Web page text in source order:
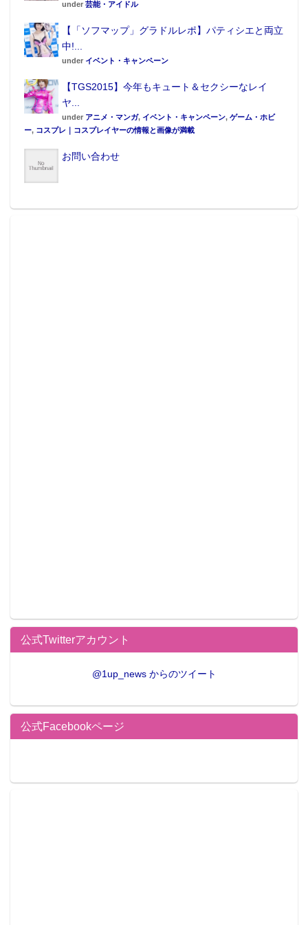
under 芸能・アイドル
【「ソフマップ」グラドルレポ】パティシエと両立
中!...
under イベント・キャンペーン
【TGS2015】今年もキュート＆セクシーなレイ
ヤ...
under アニメ・マンガ, イベント・キャンペーン, ゲーム・ホビ
ー, コスプレ｜コスプレイヤーの情報と画像が満載
お問い合わせ
公式Twitterアカウント
@1up_news からのツイート
公式Facebookページ